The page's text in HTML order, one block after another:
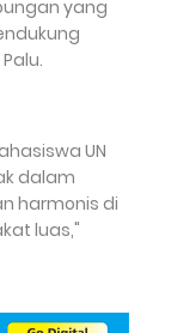
yang
UN
dalam
harmonis di
luas,"